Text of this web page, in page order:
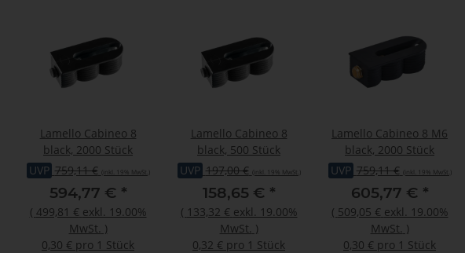
Lamello Cabineo 8
black, 2000 Stück
UVP 759,11 € (inkl. 19% MwSt.)
594,77 € *
( 499,81 € exkl. 19.00%
MwSt. )
0,30 € pro 1 Stück
Lamello Cabineo 8
black, 500 Stück
UVP 197,00 € (inkl. 19% MwSt.)
158,65 € *
( 133,32 € exkl. 19.00%
MwSt. )
0,32 € pro 1 Stück
Lamello Cabineo 8 M6
black, 2000 Stück
UVP 759,11 € (inkl. 19% MwSt.)
605,77 € *
( 509,05 € exkl. 19.00%
MwSt. )
0,30 € pro 1 Stück